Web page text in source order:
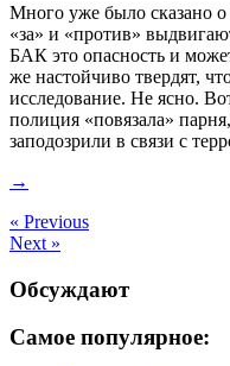
Много уже было сказано
«за» и «против»
БАК это опасность и
же настойчиво твердят,
исследование. Не ясно.
полиция «повязала»
заподозрили в связи с
→
« Previous
Next »
Обсуждают
Самое популярное: